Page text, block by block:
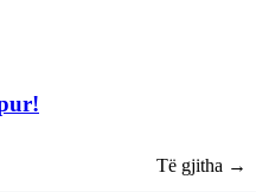
Të gjitha →